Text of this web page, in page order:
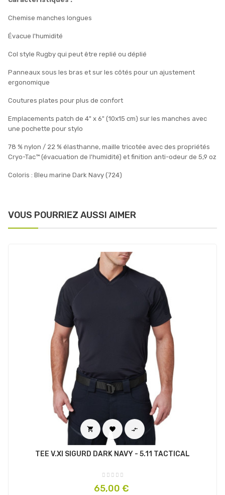
Chemise manches longues
Évacue l'humidité
Col style Rugby qui peut être replié ou déplié
Panneaux sous les bras et sur les côtés pour un ajustement
ergonomique
Coutures plates pour plus de confort
Emplacements patch de 4" x 6" (10x15 cm) sur les manches avec
une pochette pour stylo
78 % nylon / 22 % élasthanne, maille tricotée avec des propriétés
Cryo-Tac™ (évacuation de l'humidité) et finition anti-odeur de 5,9 oz
Coloris : Bleu marine Dark Navy (724)
VOUS POURRIEZ AUSSI AIMER
  
TEE V.XI SIGURD DARK NAVY - 5.11 TACTICAL
Prix
65,00 €